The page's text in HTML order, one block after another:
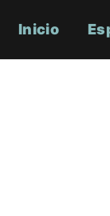
Inicio